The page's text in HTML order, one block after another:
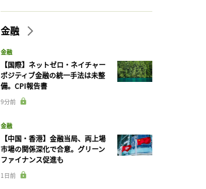
金融
金融
【国際】ネットゼロ・ネイチャー
ポジティブ金融の統一手法は未整
備。CPI報告書
9分前
金融
【中国・香港】金融当局、両上場
市場の関係深化で合意。グリーン
ファイナンス促進も
1日前